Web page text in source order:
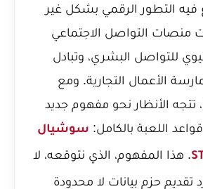
فيه التطور الرقمي بشكل غير
التواصل الاجتماعي
للتواصل البشري، وتبادل
الأعمال التجارية. ومع
حلول عام 2026، تتجه الأنظار نحو مفهوم جديد
اللعبة بالكامل: سوشيال
. هذا المفهوم، الذي نتوقعه، لا
حزم بيانات لا محدودة